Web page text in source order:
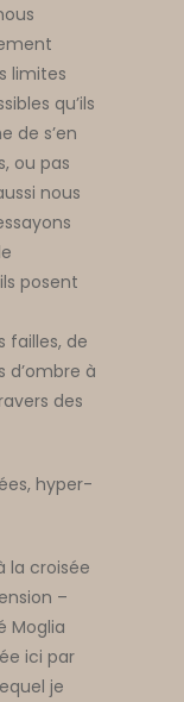
limites
qu’ils
de s’en
ou pas
nous
posent
failles, de
d’ombre à
des
hyper-
la croisée
–
Moglia
ici par
je